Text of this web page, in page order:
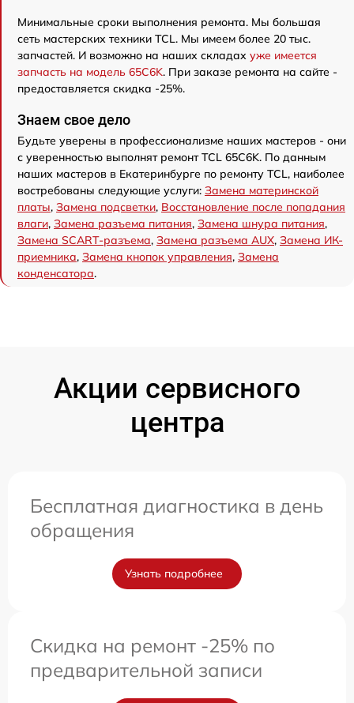
Минимальные сроки выполнения ремонта. Мы большая
сеть мастерских техники TCL. Мы имеем более 20 тыс.
запчастей. И возможно на наших складах уже имеется
запчасть на модель 65C6K. При заказе ремонта на сайте -
предоставляется скидка -25%.
Знаем свое дело
Будьте уверены в профессионализме наших мастеров - они
с уверенностью выполнят ремонт TCL 65C6K. По данным
наших мастеров в Екатеринбурге по ремонту TCL, наиболее
востребованы следующие услуги: Замена материнской
платы, Замена подсветки, Восстановление после попадания
влаги, Замена разъема питания, Замена шнура питания,
Замена SCART-разъема, Замена разъема AUX, Замена ИК-
приемника, Замена кнопок управления, Замена
конденсатора.
Акции сервисного
центра
Бесплатная диагностика в день
обращения
Узнать подробнее
Скидка на ремонт -25% по
предварительной записи